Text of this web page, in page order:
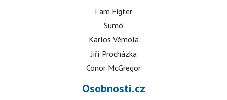
I am Figter
Sumó
Karlos Vémola
Jiří Procházka
Conor McGregor
Osobnosti.cz